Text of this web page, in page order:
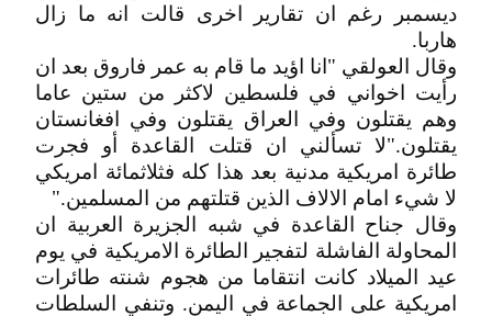
ديسمبر رغم ان تقارير اخرى قالت انه ما زال
هاربا.
وقال العولقي "انا اؤيد ما قام به عمر فاروق بعد ان
رأيت اخواني في فلسطين لاكثر من ستين عاما
وهم يقتلون وفي العراق يقتلون وفي افغانستان
يقتلون."لا تسألني ان قتلت القاعدة أو فجرت
طائرة امريكية مدنية بعد هذا كله فثلاثمائة امريكي
لا شيء امام الالاف الذين قتلتهم من المسلمين."
وقال جناح القاعدة في شبه الجزيرة العربية ان
المحاولة الفاشلة لتفجير الطائرة الامريكية في يوم
عيد الميلاد كانت انتقاما من هجوم شنته طائرات
امريكية على الجماعة في اليمن. وتنفي السلطات